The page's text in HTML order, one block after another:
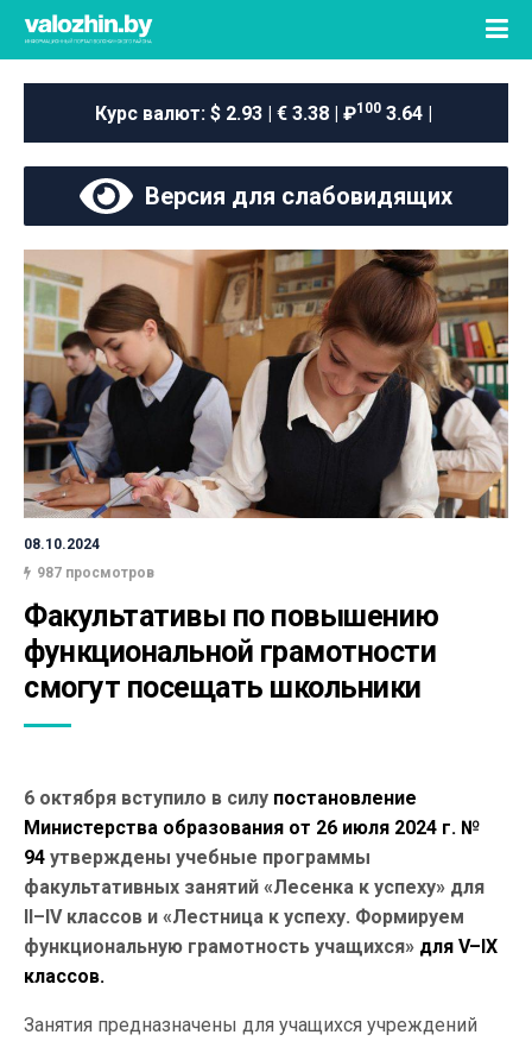
Курс валют: $ 2.93 | € 3.38 | ₽100 3.64 |
Версия для слабовидящих
08.10.2024
987 просмотров
Факультативы по повышению
функциональной грамотности
смогут посещать школьники
6 октября вступило в силу постановление
Министерства образования от 26 июля 2024 г. №
94 утверждены учебные программы
факультативных занятий «Лесенка к успеху» для
II–IV классов и «Лестница к успеху. Формируем
функциональную грамотность учащихся» для V–IХ
классов.
Занятия предназначены для учащихся учреждений